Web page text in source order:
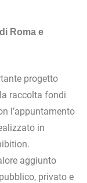
Roma e
progetto
raccolta fondi
l’appuntamento
in
aggiunto
privato e